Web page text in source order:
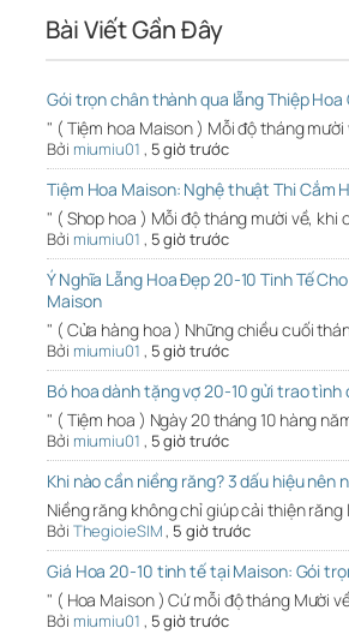
Bài Viết Gần Đây
Gói trọn chân thành qua lẵng Thiệp
" ( Tiệm hoa Maison ) Mỗi độ tháng
Bởi miumiu01 , 5 giờ trước
Tiệm Hoa Maison: Nghệ thuật Thi Cắm
" ( Shop hoa ) Mỗi độ tháng mười về, khi
Bởi miumiu01 , 5 giờ trước
Ý Nghĩa Lẵng Hoa Đẹp 20-10 Tinh Tế
Maison
" ( Cửa hàng hoa ) Những chiều cuối
Bởi miumiu01 , 5 giờ trước
Bó hoa dành tặng vợ 20-10 gửi trao
" ( Tiệm hoa ) Ngày 20 tháng 10 hàng
Bởi miumiu01 , 5 giờ trước
Khi nào cần niềng răng? 3 dấu hiệu nên
Niềng răng không chỉ giúp cải thiện
Bởi ThegioieSIM, 5 giờ trước
Giá Hoa 20-10 tinh tế tại Maison: Gói
" ( Hoa Maison ) Cứ mỗi độ tháng Mười
Bởi miumiu01 , 5 giờ trước